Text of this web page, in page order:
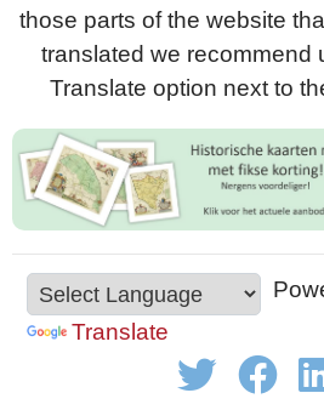
those parts of the website
translated we recommend
Translate option next to
Translate